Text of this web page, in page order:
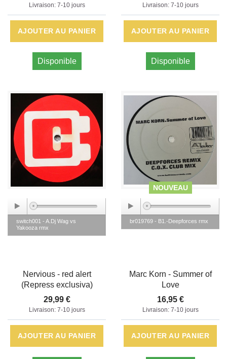
Livraison: 7-10 jours
AJOUTER AU PANIER
Disponible
Livraison: 7-10 jours
AJOUTER AU PANIER
Disponible
switch001 - A.Dj Wag vs
Yakooza rmx
Nervious - red alert
(Repress exclusiva)
29,99 €
Livraison: 7-10 jours
AJOUTER AU PANIER
NOUVEAU
br019769 - B1.-Deepforces rmx
Marc Korn - Summer of
Love
16,95 €
Livraison: 7-10 jours
AJOUTER AU PANIER